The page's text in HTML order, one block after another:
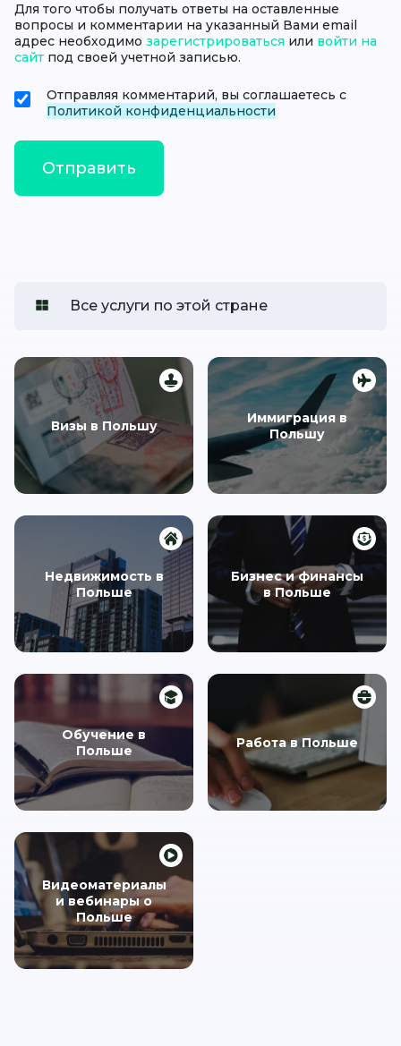
Для того чтобы получать ответы на оставленные
вопросы и комментарии на указанный Вами email
адрес необходимо зарегистрироваться или войти на
сайт под своей учетной записью.
Отправляя комментарий, вы соглашаетесь с
Политикой конфиденциальности
Все услуги по этой стране
Визы в Польшу
Иммиграция в
Польшу
Недвижимость в
Польше
Бизнес и финансы
в Польше
Обучение в
Польше
Работа в Польше
Видеоматериалы
и вебинары о
Польше